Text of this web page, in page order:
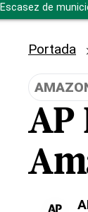
Escasez de
Portada
AP